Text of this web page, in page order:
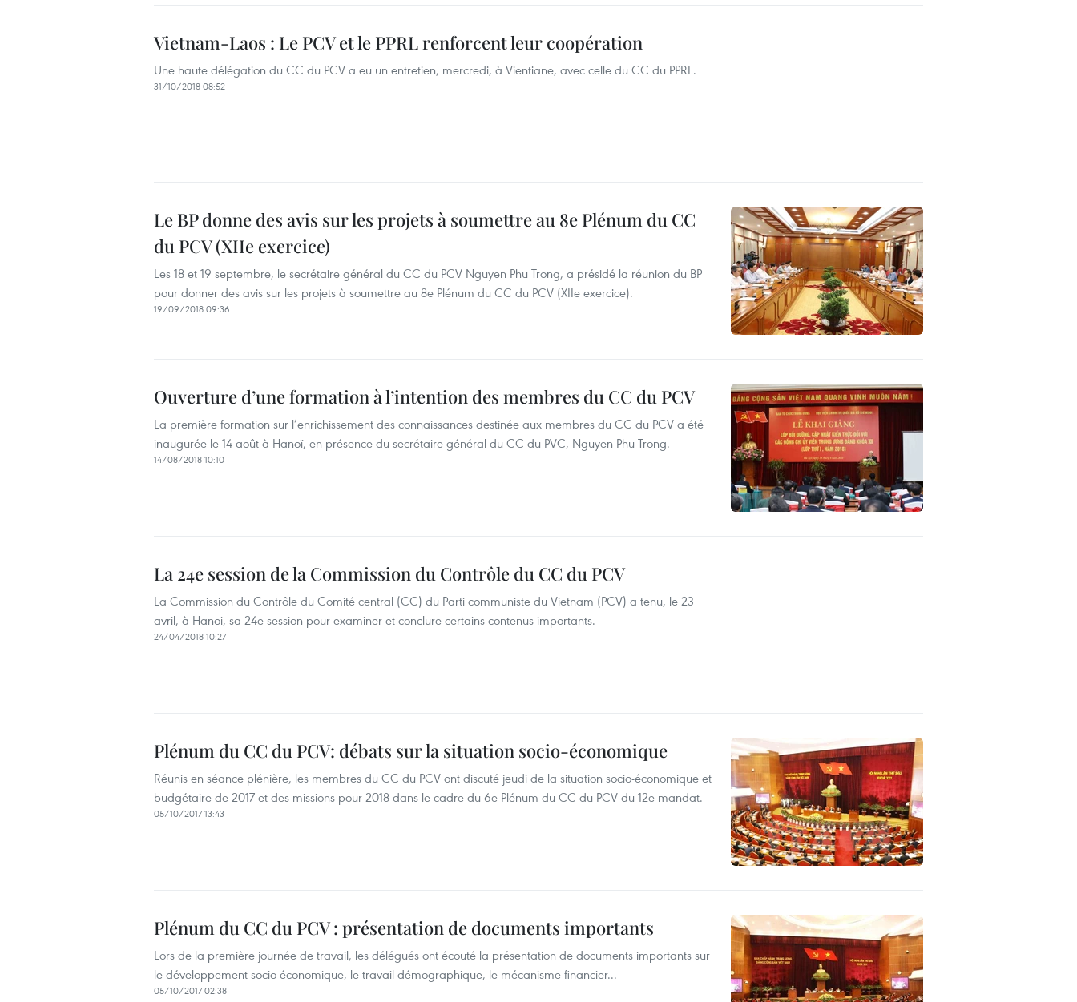
Vietnam-Laos : Le PCV et le PPRL renforcent leur coopération
Une haute délégation du CC du PCV a eu un entretien, mercredi, à Vientiane, avec celle du CC du PPRL.
31/10/2018 08:52
Le BP donne des avis sur les projets à soumettre au 8e Plénum du CC
du PCV (XIIe exercice)
Les 18 et 19 septembre, le secrétaire général du CC du PCV Nguyen Phu Trong, a présidé la réunion du BP
pour donner des avis sur les projets à soumettre au 8e Plénum du CC du PCV (XIIe exercice).
19/09/2018 09:36
Ouverture d’une formation à l’intention des membres du CC du PCV
La première formation sur l’enrichissement des connaissances destinée aux membres du CC du PCV a été
inaugurée le 14 août à Hanoï, en présence du secrétaire général du CC du PVC, Nguyen Phu Trong.
14/08/2018 10:10
La 24e session de la Commission du Contrôle du CC du PCV
La Commission du Contrôle du Comité central (CC) du Parti communiste du Vietnam (PCV) a tenu, le 23
avril, à Hanoi, sa 24e session pour examiner et conclure certains contenus importants.
24/04/2018 10:27
Plénum du CC du PCV: débats sur la situation socio-économique
Réunis en séance plénière, les membres du CC du PCV ont discuté jeudi de la situation socio-économique et
budgétaire de 2017 et des missions pour 2018 dans le cadre du 6e Plénum du CC du PCV du 12e mandat.
05/10/2017 13:43
Plénum du CC du PCV : présentation de documents importants
Lors de la première journée de travail, les délégués ont écouté la présentation de documents importants sur
le développement socio-économique, le travail démographique, le mécanisme financier...
05/10/2017 02:38